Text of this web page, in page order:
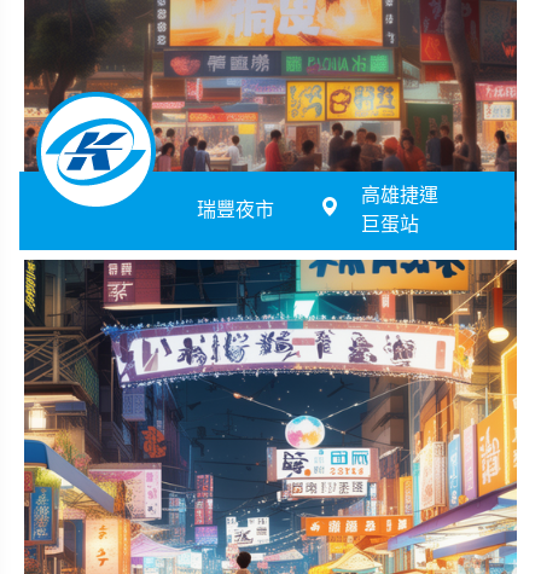
瑞豐夜市
高雄捷運
巨蛋站